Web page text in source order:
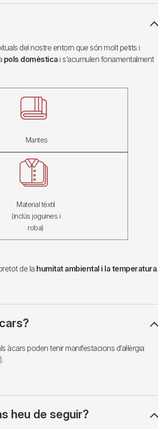
del nostre entorn que són molt petits i
pols domèstica i s’acumulen fonamentalment
Mantes
Material tèxtil
(inclús joguines i
roba)
de la humitat ambiental i la temperatura.
àcars poden tenir manifestacions d’al·lèrgia
heu de seguir?